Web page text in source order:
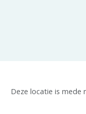
Deze locatie is mede